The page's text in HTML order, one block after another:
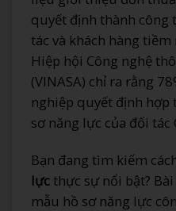
quyết định thành công
tác và khách hàng
Hiệp hội Công nghệ
(VINASA) chỉ ra rằng
nghiệp quyết định hợp
sơ năng lực của đối tác
Bạn đang tìm kiếm
lực thực sự nổi bật?
mẫu hồ sơ năng lực